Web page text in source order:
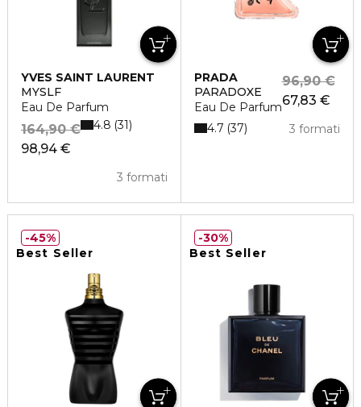
YVES SAINT LAURENT
MYSLF
Eau De Parfum
98,94 €
164,90 €
3 formati
4.8 31
PRADA
PARADOXE
Eau De Parfum67,83 €
96,90 €
3 formati
4.7 37
Best Seller
45%
Best Seller
30%